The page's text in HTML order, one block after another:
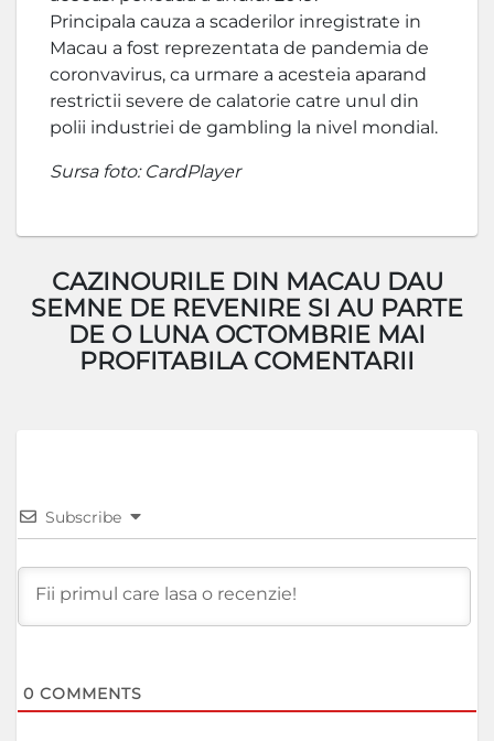
Principala cauza a scaderilor inregistrate in
Macau a fost reprezentata de pandemia de
coronvavirus, ca urmare a acesteia aparand
restrictii severe de calatorie catre unul din
polii industriei de gambling la nivel mondial.
Sursa foto: CardPlayer
CAZINOURILE DIN MACAU DAU
SEMNE DE REVENIRE SI AU PARTE
DE O LUNA OCTOMBRIE MAI
PROFITABILA COMENTARII
Subscribe
0 COMMENTS